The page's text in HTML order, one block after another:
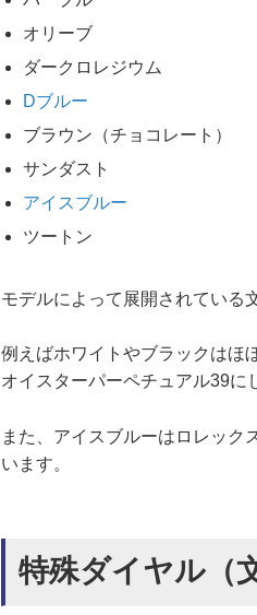
オリーブ
ダークロレジウム
Dブルー
ブラウン（チョコレート）
サンダスト
アイスブルー
ツートン
モデルによって展開されている
例えばホワイトやブラックはほ
オイスターパーペチュアル39に
また、アイスブルーはロレック
います。
特殊ダイヤル（